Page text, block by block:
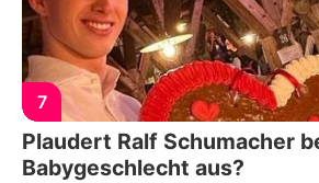
7
Plaudert Ralf Schumacher
Babygeschlecht aus?